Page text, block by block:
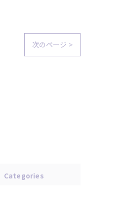
次のページ >
Categories